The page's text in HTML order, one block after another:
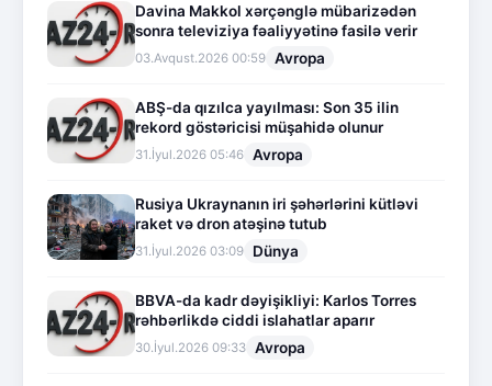
Davina Makkol xərçənglə mübarizədən
sonra televiziya fəaliyyətinə fasilə verir
03.Avqust.2026 00:59 Avropa
ABŞ-da qızılca yayılması: Son 35 ilin
rekord göstəricisi müşahidə olunur
31.İyul.2026 05:46 Avropa
Rusiya Ukraynanın iri şəhərlərini kütləvi
raket və dron atəşinə tutub
31.İyul.2026 03:09 Dünya
BBVA-da kadr dəyişikliyi: Karlos Torres
rəhbərlikdə ciddi islahatlar aparır
30.İyul.2026 09:33 Avropa